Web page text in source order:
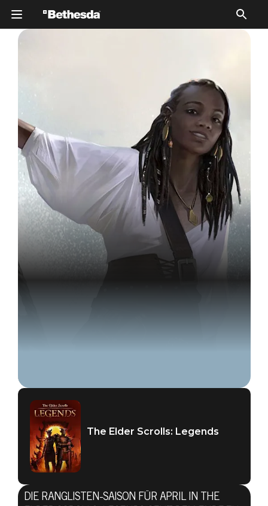
The Elder Scrolls: Legends
DIE RANGLISTEN-SAISON FÜR APRIL IN THE